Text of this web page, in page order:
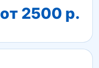
от 2500 р.